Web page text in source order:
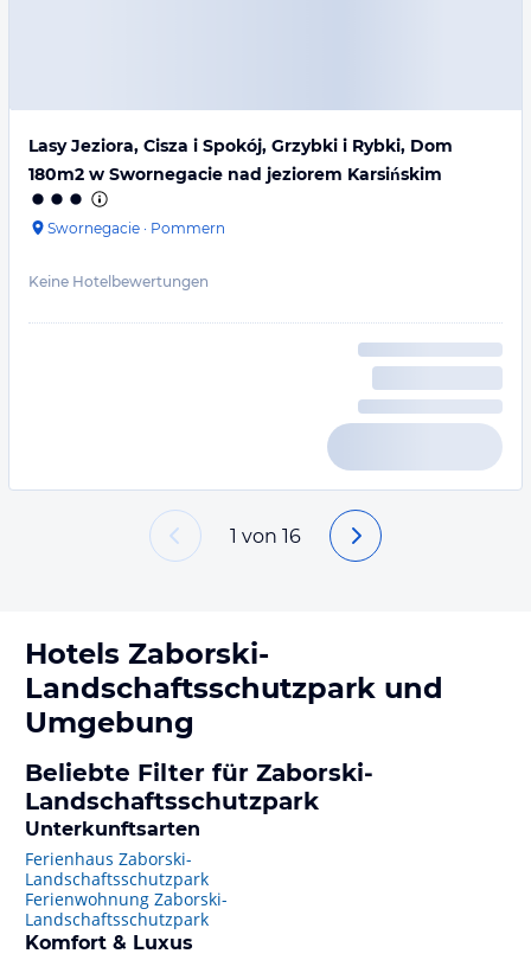
Lasy Jeziora, Cisza i Spokój, Grzybki i Rybki, Dom
180m2 w Swornegacie nad jeziorem Karsińskim
Swornegacie · Pommern
Keine Hotelbewertungen
1 von 16
Hotels Zaborski-
Landschaftsschutzpark und
Umgebung
Beliebte Filter für Zaborski-
Landschaftsschutzpark
Unterkunftsarten
Ferienhaus Zaborski-
Landschaftsschutzpark
Ferienwohnung Zaborski-
Landschaftsschutzpark
Komfort & Luxus